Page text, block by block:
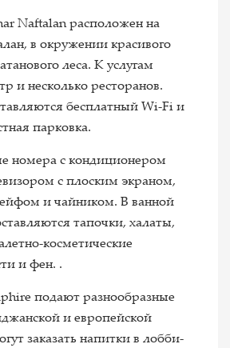
Naftalan расположен на
в окружении красивого
леса. К услугам
и несколько ресторанов.
бесплатный Wi-Fi и
парковка.
номера с кондиционером
с плоским экраном,
и чайником. В ванной
тапочки, халаты,
косметические
и фен. .
подают разнообразные
и европейской
заказать напитки в лобби-